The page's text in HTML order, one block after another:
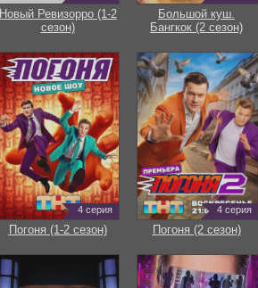
Новый Ревизорро (1-2
сезон)
Большой куш.
Бангкок (2 сезон)
4 серия
Погоня (1-2 сезон)
4 серия
Погоня (2 сезон)